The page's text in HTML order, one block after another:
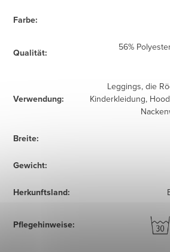
Farbe:
Qualität:
56%
Verwendung:
Leggings, die
Kinderkleidung,
Breite:
Gewicht:
Herkunftsland:
Pflegehinweise: